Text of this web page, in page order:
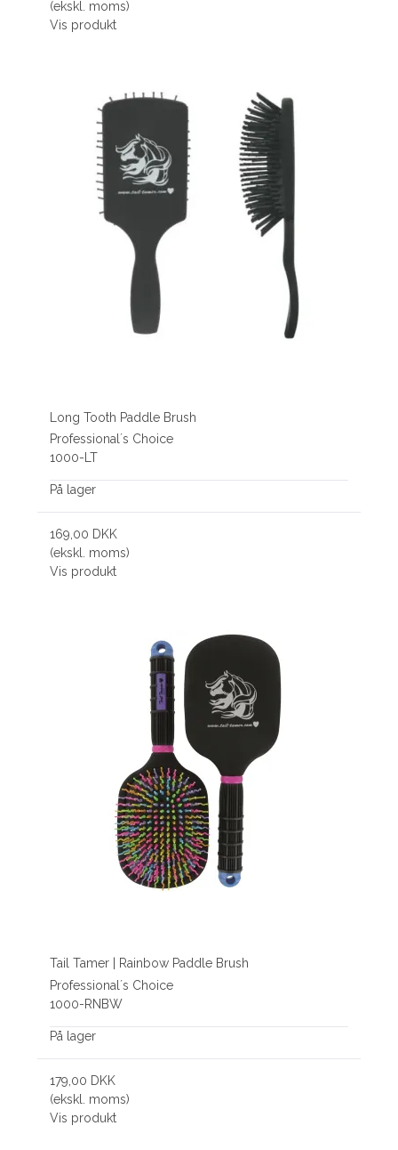
(ekskl. moms)
Vis produkt
Long Tooth Paddle Brush
Professional´s Choice
1000-LT
På lager
169,00 DKK
(ekskl. moms)
Vis produkt
Tail Tamer | Rainbow Paddle Brush
Professional´s Choice
1000-RNBW
På lager
179,00 DKK
(ekskl. moms)
Vis produkt